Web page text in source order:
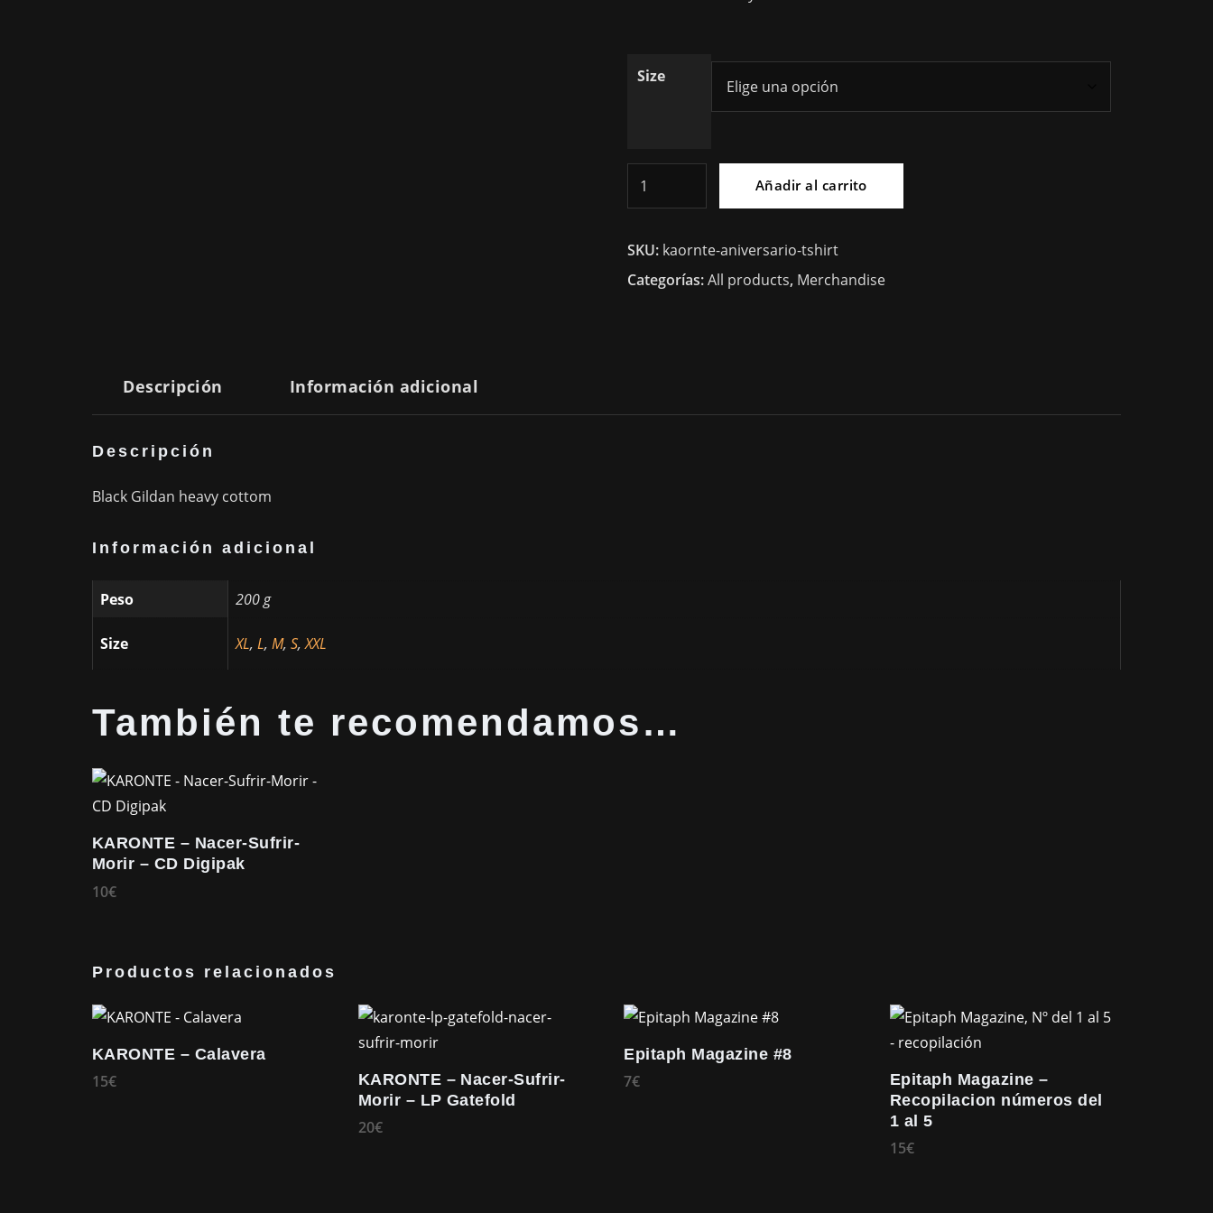
Size
ANIVERSARIO
-
Añadir al carrito
SKU: kaornte-aniversario-tshirt
Categorías:All products, Merchandise
Descripción Información adicional
Descripción
Black Gildan heavy cottom
Información adicional
Peso 200 g
Size XL, L, M, S,XXL
También te recomendamos…
KARONTE – Nacer-Sufrir-
Morir – CD Digipak
10€
Productos relacionados
KARONTE – Calavera
15€
KARONTE – Nacer-Sufrir-
Morir – LP Gatefold
20€
Epitaph Magazine #8
7€
Epitaph Magazine –
Recopilacion números del
1 al 5
15€